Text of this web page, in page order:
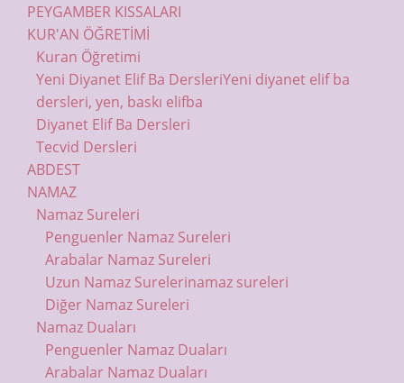
PEYGAMBER KISSALARI
KUR'AN ÖĞRETİMİ
Kuran Öğretimi
Yeni Diyanet Elif Ba DersleriYeni diyanet elif ba
dersleri, yen, baskı elifba
Diyanet Elif Ba Dersleri
Tecvid Dersleri
ABDEST
NAMAZ
Namaz Sureleri
Penguenler Namaz Sureleri
Arabalar Namaz Sureleri
Uzun Namaz Surelerinamaz sureleri
Diğer Namaz Sureleri
Namaz Duaları
Penguenler Namaz Duaları
Arabalar Namaz Duaları